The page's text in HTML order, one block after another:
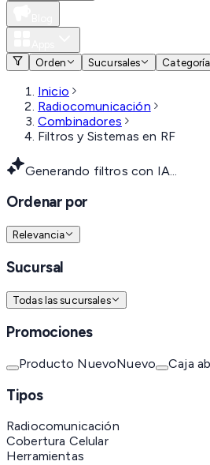
Orden
Sucursales
Inicio
Radiocomunicación
Combinadores
Filtros y Sistemas en RF
Generando filtros con IA...
Ordenar por
Relevancia
Sucursal
Todas las sucursales
Promociones
Producto NuevoNuevo Caja
Tipos
Radiocomunicación
Cobertura Celular
Herramientas